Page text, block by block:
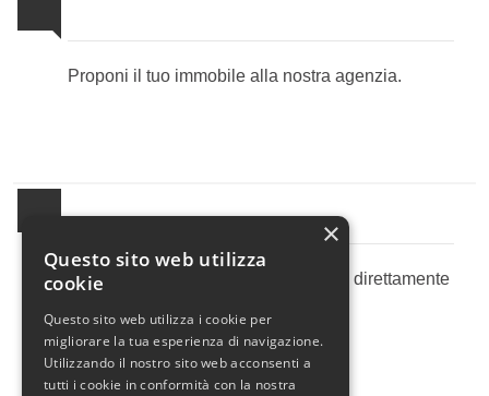
Proponi il tuo immobile alla nostra agenzia.
Newsletter Immobiliare
Ricevi le nostre proposte immobiliari direttamente
×
Questo sito web utilizza
cookie
Questo sito web utilizza i cookie per
migliorare la tua esperienza di navigazione.
Utilizzando il nostro sito web acconsenti a
tutti i cookie in conformità con la nostra